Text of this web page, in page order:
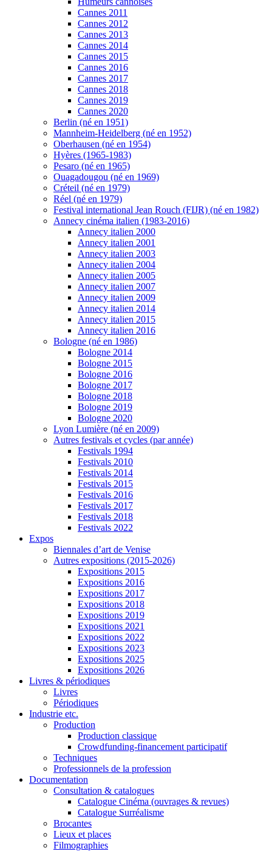
Cannes 2011
Cannes 2012
Cannes 2013
Cannes 2014
Cannes 2015
Cannes 2016
Cannes 2017
Cannes 2018
Cannes 2019
Cannes 2020
Berlin (né en 1951)
Mannheim-Heidelberg (né en 1952)
Oberhausen (né en 1954)
Hyères (1965-1983)
Pesaro (né en 1965)
Ouagadougou (né en 1969)
Créteil (né en 1979)
Réel (né en 1979)
Festival international Jean Rouch (FIJR) (né en 1982)
Annecy cinéma italien (1983-2016)
Annecy italien 2000
Annecy italien 2001
Annecy italien 2003
Annecy italien 2004
Annecy italien 2005
Annecy italien 2007
Annecy italien 2009
Annecy italien 2014
Annecy italien 2015
Annecy italien 2016
Bologne (né en 1986)
Bologne 2014
Bologne 2015
Bologne 2016
Bologne 2017
Bologne 2018
Bologne 2019
Bologne 2020
Lyon Lumière (né en 2009)
Autres festivals et cycles (par année)
Festivals 1994
Festivals 2010
Festivals 2014
Festivals 2015
Festivals 2016
Festivals 2017
Festivals 2018
Festivals 2022
Expos
Biennales d’art de Venise
Autres expositions (2015-2026)
Expositions 2015
Expositions 2016
Expositions 2017
Expositions 2018
Expositions 2019
Expositions 2021
Expositions 2022
Expositions 2023
Expositions 2025
Expositions 2026
Livres & périodiques
Livres
Périodiques
Industrie etc.
Production
Production classique
Crowdfunding-financement participatif
Techniques
Professionnels de la profession
Documentation
Consultation & catalogues
Catalogue Cinéma (ouvrages & revues)
Catalogue Surréalisme
Brocantes
Lieux et places
Filmographies